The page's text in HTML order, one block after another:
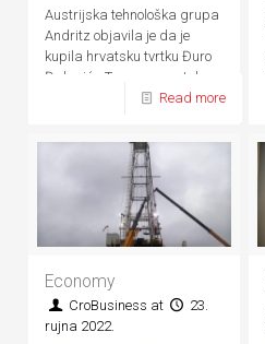
Austrijska tehnološka grupa
Andritz objavila je da je
kupila hrvatsku tvrtku Đuro
Đaković - Termoenergetska
postrojenja (ĐĐ-TEP)Read more
Economy
CroBusiness at
23.
rujna 2022.